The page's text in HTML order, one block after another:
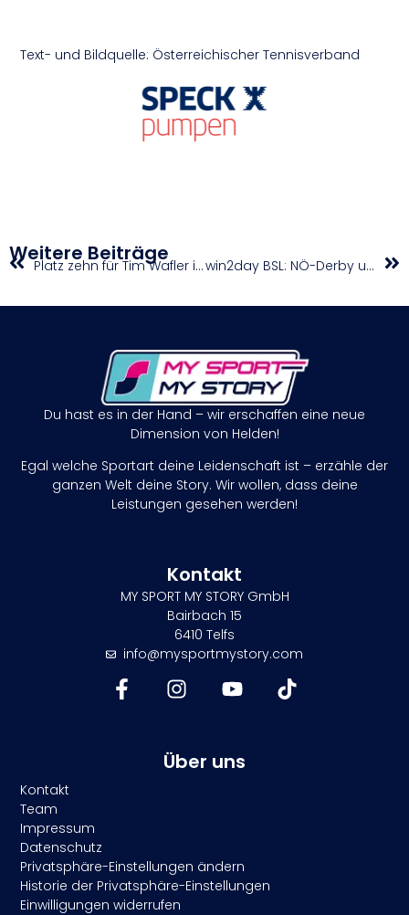
Text- und Bildquelle: Österreichischer Tennisverband
Weitere Beiträge Platz zehn für Tim Wafler im Punkterennen der Bahn-WM in Kopenhagen win2day BSL: NÖ-Derby um die Tabellenführung
Du hast es in der Hand – wir erschaffen eine neue
Dimension von Helden!
Egal welche Sportart deine Leidenschaft ist – erzähle der
ganzen Welt deine Story. Wir wollen, dass deine
Leistungen gesehen werden!
Kontakt
MY SPORT MY STORY GmbH
Bairbach 15
6410 Telfs
info@mysportmystory.com
Über uns
Kontakt
Team
Impressum
Datenschutz
Privatsphäre-Einstellungen ändern
Historie der Privatsphäre-Einstellungen
Einwilligungen widerrufen